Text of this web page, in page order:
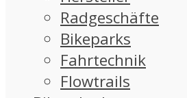
Radgeschäfte
Bikeparks
Fahrtechnik
Flowtrails